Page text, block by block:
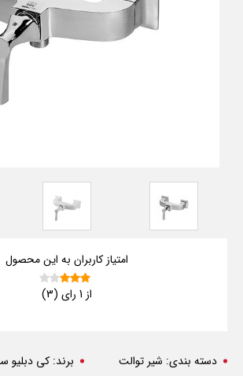
امتیاز کاربران به این محصول
از 1 رای (3)
دسته بندی: شیر توالت برند: کی دبلیو